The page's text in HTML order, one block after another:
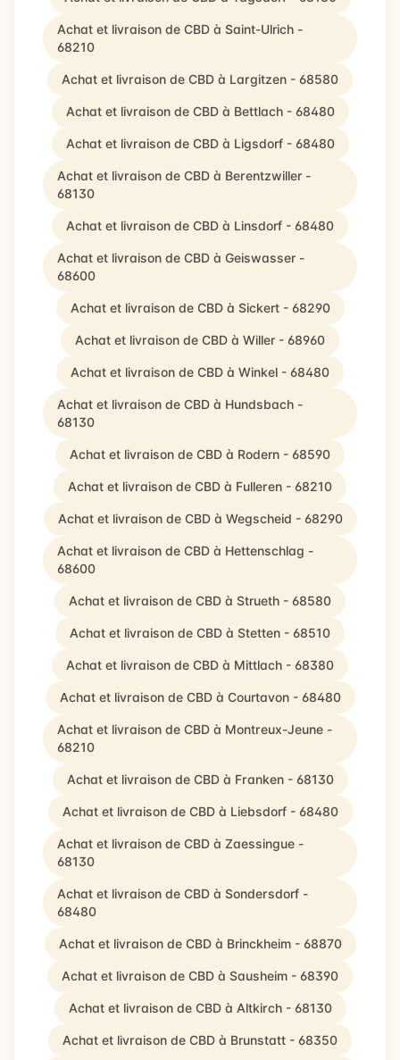
Achat et livraison de CBD à Saint-Ulrich -
68210
Achat et livraison de CBD à Largitzen - 68580
Achat et livraison de CBD à Bettlach - 68480
Achat et livraison de CBD à Ligsdorf - 68480
Achat et livraison de CBD à Berentzwiller -
68130
Achat et livraison de CBD à Linsdorf - 68480
Achat et livraison de CBD à Geiswasser -
68600
Achat et livraison de CBD à Sickert - 68290
Achat et livraison de CBD à Willer - 68960
Achat et livraison de CBD à Winkel - 68480
Achat et livraison de CBD à Hundsbach -
68130
Achat et livraison de CBD à Rodern - 68590
Achat et livraison de CBD à Fulleren - 68210
Achat et livraison de CBD à Wegscheid - 68290
Achat et livraison de CBD à Hettenschlag -
68600
Achat et livraison de CBD à Strueth - 68580
Achat et livraison de CBD à Stetten - 68510
Achat et livraison de CBD à Mittlach - 68380
Achat et livraison de CBD à Courtavon - 68480
Achat et livraison de CBD à Montreux-Jeune -
68210
Achat et livraison de CBD à Franken - 68130
Achat et livraison de CBD à Liebsdorf - 68480
Achat et livraison de CBD à Zaessingue -
68130
Achat et livraison de CBD à Sondersdorf -
68480
Achat et livraison de CBD à Brinckheim - 68870
Achat et livraison de CBD à Sausheim - 68390
Achat et livraison de CBD à Altkirch - 68130
Achat et livraison de CBD à Brunstatt - 68350